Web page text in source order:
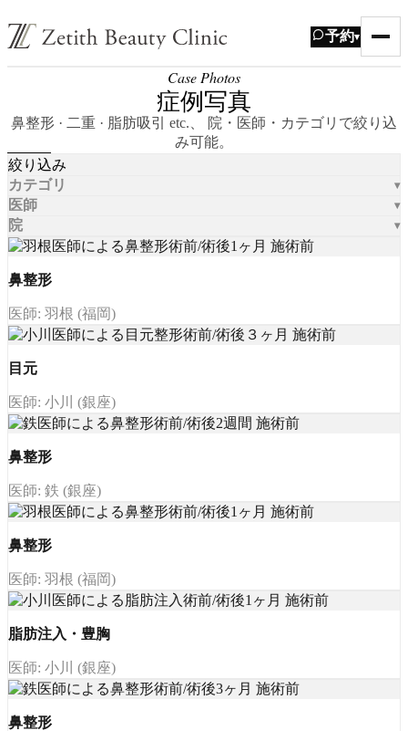
予約▾
Case Photos
症例写真
鼻整形 · 二重 · 脂肪吸引 etc.、 院・医師・カテゴリで絞り込
み可能。
絞り込み
カテゴリ
医師
院
鼻整形
医師: 羽根 (福岡)
目元
医師: 小川 (銀座)
鼻整形
医師: 鉄 (銀座)
鼻整形
医師: 羽根 (福岡)
脂肪注入・豊胸
医師: 小川 (銀座)
鼻整形